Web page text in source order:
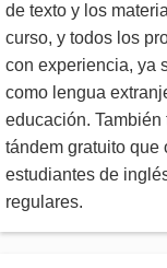
de texto y los
curso, y todos los
con experiencia, ya
como lengua
educación.
tándem gratuito que
estudiantes de
regulares.